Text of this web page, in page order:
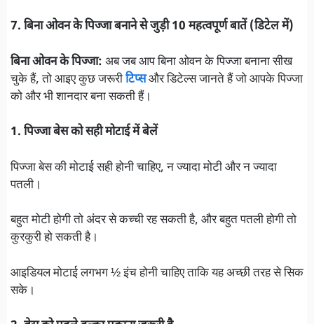
7. बिना ओवन के पिज्जा बनाने से जुड़ी 10 महत्वपूर्ण बातें (डिटेल में)
बिना ओवन के पिज्जा: अब जब आप बिना ओवन के पिज्जा बनाना सीख
चुके हैं, तो आइए कुछ जरूरीटिप्सऔर डिटेल्स जानते हैं जो आपके पिज्जा
को और भी शानदार बना सकती हैं।
1. पिज्जा बेस को सही मोटाई में बेलें
पिज्जा बेस की मोटाई सही होनी चाहिए, न ज्यादा मोटी और न ज्यादा
पतली।
बहुत मोटी होगी तो अंदर से कच्ची रह सकती है, और बहुत पतली होगी तो
कुरकुरी हो सकती है।
आइडियल मोटाई लगभग ½ इंच होनी चाहिए ताकि यह अच्छी तरह से सिक
सके।